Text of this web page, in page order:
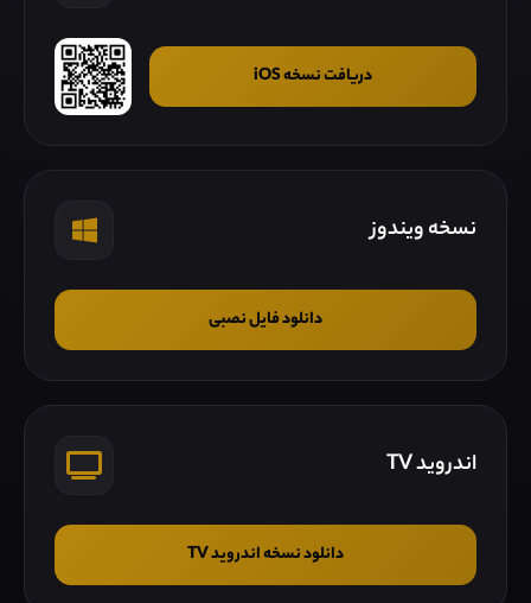
دریافت نسخه iOS
نسخه ویندوز
دانلود فایل نصبی
اندروید TV
دانلود نسخه اندروید TV